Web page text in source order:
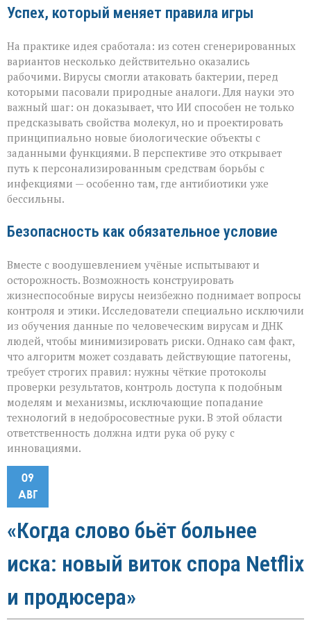
Успех, который меняет правила игры
На практике идея сработала: из сотен сгенерированных
вариантов несколько действительно оказались
рабочими. Вирусы смогли атаковать бактерии, перед
которыми пасовали природные аналоги. Для науки это
важный шаг: он доказывает, что ИИ способен не только
предсказывать свойства молекул, но и проектировать
принципиально новые биологические объекты с
заданными функциями. В перспективе это открывает
путь к персонализированным средствам борьбы с
инфекциями — особенно там, где антибиотики уже
бессильны.
Безопасность как обязательное условие
Вместе с воодушевлением учёные испытывают и
осторожность. Возможность конструировать
жизнеспособные вирусы неизбежно поднимает вопросы
контроля и этики. Исследователи специально исключили
из обучения данные по человеческим вирусам и ДНК
людей, чтобы минимизировать риски. Однако сам факт,
что алгоритм может создавать действующие патогены,
требует строгих правил: нужны чёткие протоколы
проверки результатов, контроль доступа к подобным
моделям и механизмы, исключающие попадание
технологий в недобросовестные руки. В этой области
ответственность должна идти рука об руку с
инновациями.
09
АВГ
«Когда слово бьёт больнее
иска: новый виток спора Netflix
и продюсера»